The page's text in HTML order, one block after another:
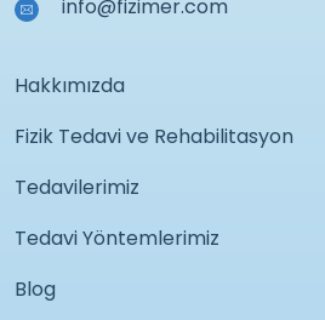
info@fizimer.com
Hakkımızda
Fizik Tedavi ve Rehabilitasyon
Tedavilerimiz
Tedavi Yöntemlerimiz
Blog